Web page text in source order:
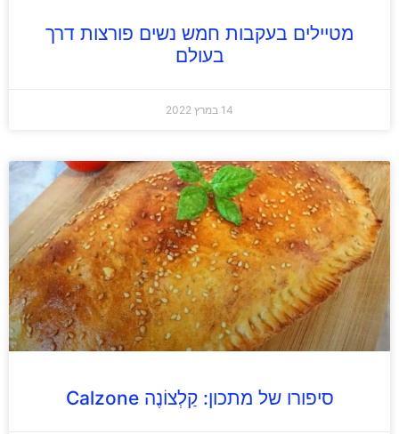
מטיילים בעקבות חמש נשים פורצות דרך
בעולם
14 במרץ 2022
סיפורו של מתכון: קַלְצוֹנֶה Calzone